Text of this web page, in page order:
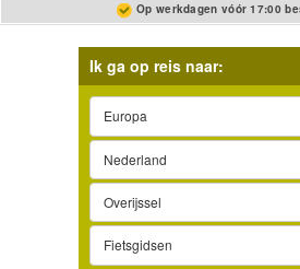
Op werkdagen vóór 17:00
Ik ga op reis naar:
Europa
Nederland
Overijssel
Fietsgidsen